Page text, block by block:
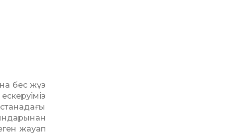
бес жүз
жауап